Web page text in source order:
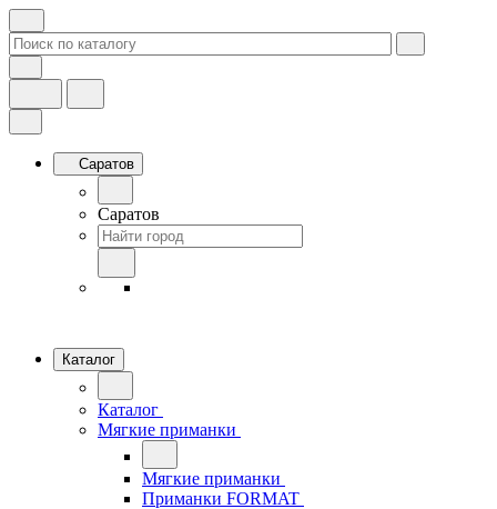
Саратов
Саратов
Каталог
Каталог
Мягкие приманки
Мягкие приманки
Приманки FORMAT